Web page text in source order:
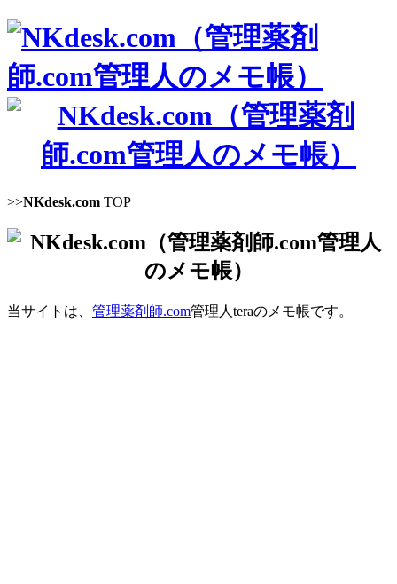
>>NKdesk.com TOP
当サイトは、 管理薬剤師.com管理人teraのメモ帳です。